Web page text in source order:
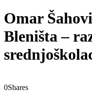
Omar
Bleništa –
0Shares